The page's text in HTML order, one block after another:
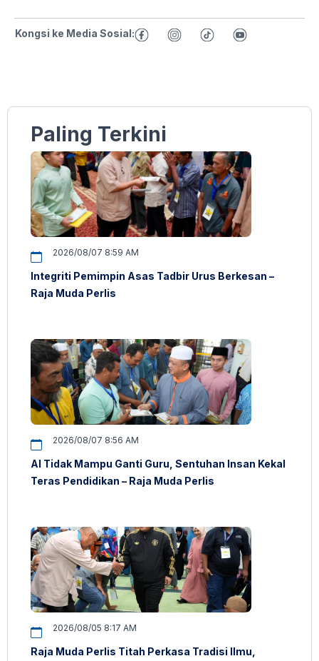
Kongsi ke Media Sosial:
Paling Terkini
2026/08/07 8:59 AM
Integriti Pemimpin Asas Tadbir Urus Berkesan –
Raja Muda Perlis
2026/08/07 8:56 AM
AI Tidak Mampu Ganti Guru, Sentuhan Insan Kekal
Teras Pendidikan – Raja Muda Perlis
2026/08/05 8:17 AM
Raja Muda Perlis Titah Perkasa Tradisi Ilmu,